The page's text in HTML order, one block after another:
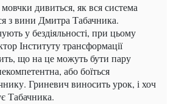
дивиться, як вся система
з вини Дмитра Табачника.
у бездіяльності, при цьому
Інституту трансформації
що на це можуть бути пару
або боїться
Гриневич виносить урок, і хоч
Табачника.